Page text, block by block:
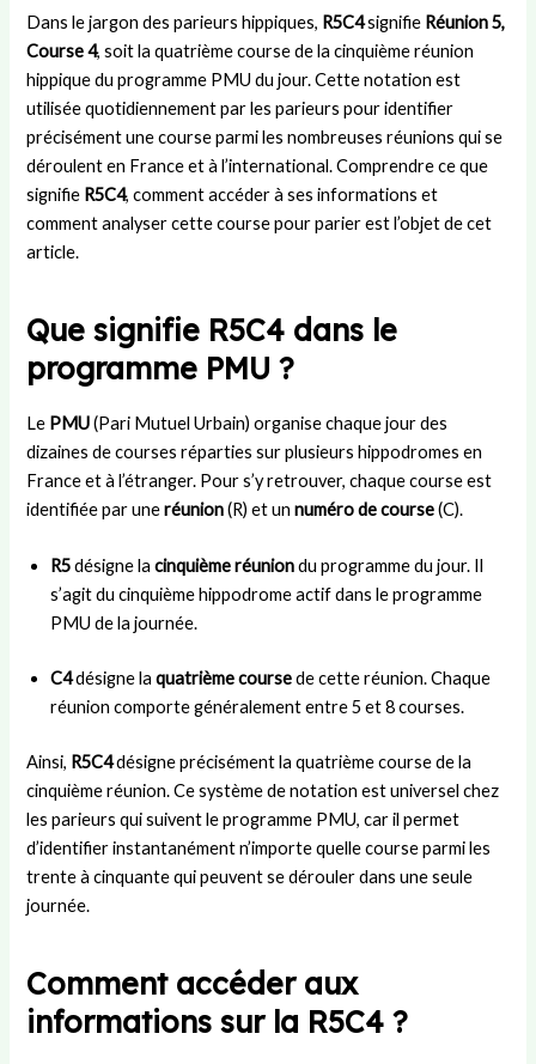
Dans le jargon des parieurs hippiques, R5C4signifie Réunion 5,
Course 4, soit la quatrième course de la cinquième réunion
hippique du programme PMU du jour. Cette notation est
utilisée quotidiennement par les parieurs pour identifier
précisément une course parmi les nombreuses réunions qui se
déroulent en France et à l’international. Comprendre ce que
signifie R5C4, comment accéder à ses informations et
comment analyser cette course pour parier est l’objet de cet
article.
Que signifie R5C4 dans le
programme PMU ?
Le PMU(Pari Mutuel Urbain) organise chaque jour des
dizaines de courses réparties sur plusieurs hippodromes en
France et à l’étranger. Pour s’y retrouver, chaque course est
identifiée par uneréunion(R) et unnuméro de course(C).
R5désigne lacinquième réuniondu programme du jour. Il
s’agit du cinquième hippodrome actif dans le programme
PMU de la journée.
C4désigne laquatrième coursede cette réunion. Chaque
réunion comporte généralement entre 5 et 8 courses.
Ainsi, R5C4désigne précisément la quatrième course de la
cinquième réunion. Ce système de notation est universel chez
les parieurs qui suivent le programme PMU, car il permet
d’identifier instantanément n’importe quelle course parmi les
trente à cinquante qui peuvent se dérouler dans une seule
journée.
Comment accéder aux
informations sur la R5C4 ?
e
s
t
l
e
t
i
m
e
L
a
m
Y
a
l
r
a
n
s
f
r
t
s
r
g
i
e
e
j
x
d
B
ç
a
U
n
i
t
:
h
i
i
e
t
s
u
c
s
i
n
a
p
o
t
e
:
d
u
r
,
r
è
é
r
o
u
e
d
’
n
m
t
c
h
c
o
m
i
d
é
p
e
t
a
l
d
a
e
s